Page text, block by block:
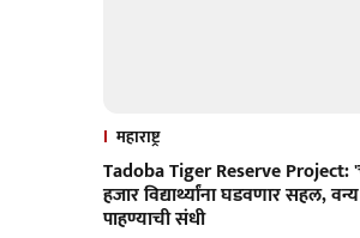
महाराष्ट्र
Tadoba Tiger Reserve Project:
हजार विद्यार्थ्यांना घडवणार सहल, वन्य
पाहण्याची संधी